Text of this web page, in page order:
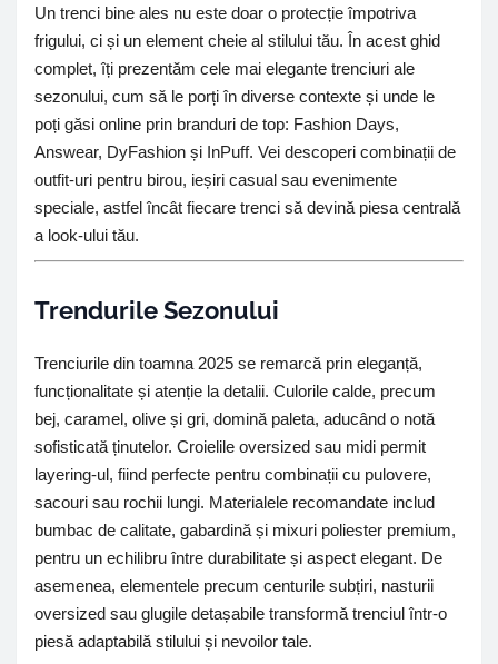
Un trenci bine ales nu este doar o protecție împotriva
frigului, ci și un element cheie al stilului tău. În acest ghid
complet, îți prezentăm cele mai elegante trenciuri ale
sezonului, cum să le porți în diverse contexte și unde le
poți găsi online prin branduri de top: Fashion Days,
Answear, DyFashion și InPuff. Vei descoperi combinații de
outfit-uri pentru birou, ieșiri casual sau evenimente
speciale, astfel încât fiecare trenci să devină piesa centrală
a look-ului tău.
Trendurile Sezonului
Trenciurile din toamna 2025 se remarcă prin eleganță,
funcționalitate și atenție la detalii. Culorile calde, precum
bej, caramel, olive și gri, domină paleta, aducând o notă
sofisticată ținutelor. Croielile oversized sau midi permit
layering-ul, fiind perfecte pentru combinații cu pulovere,
sacouri sau rochii lungi. Materialele recomandate includ
bumbac de calitate, gabardină și mixuri poliester premium,
pentru un echilibru între durabilitate și aspect elegant. De
asemenea, elementele precum centurile subțiri, nasturii
oversized sau glugile detașabile transformă trenciul într-o
piesă adaptabilă stilului și nevoilor tale.